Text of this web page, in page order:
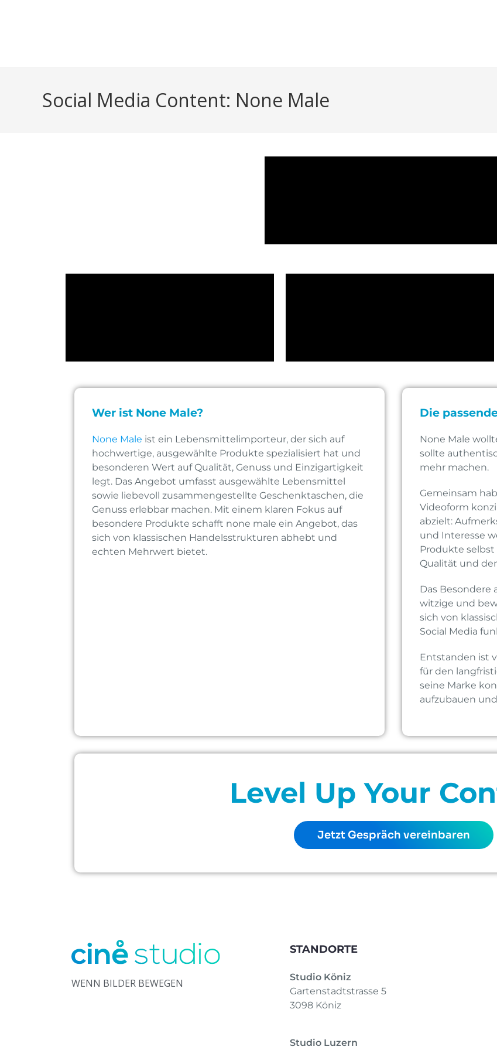
Social Media Content: None Male
Wer ist None Male?
None Male ist ein Lebensmittelimporteur, der sich auf
hochwertige, ausgewählte Produkte spezialisiert hat und
besonderen Wert auf Qualität, Genuss und Einzigartigkeit
legt. Das Angebot umfasst ausgewählte Lebensmittel
sowie liebevoll zusammengestellte Geschenktaschen, die
Genuss erlebbar machen. Mit einem klaren Fokus auf
besondere Produkte schafft none male ein Angebot, das
sich von klassischen Handelsstrukturen abhebt und
echten Mehrwert bietet.
Die
None Male
sollte
mehr machen.
Gemeinsam
Videoform
abzielt:
und Interesse
Produkte
Qualität und
Das Besondere
witzige und
sich von
Social Media
Entstanden ist
für den
seine Marke
aufzubauen
Level Up Your
Jetzt Gespräch vereinbaren
WENN BILDER BEWEGEN
STANDORTE
Studio Köniz
Gartenstadtstrasse 5
3098 Köniz
Studio Luzern